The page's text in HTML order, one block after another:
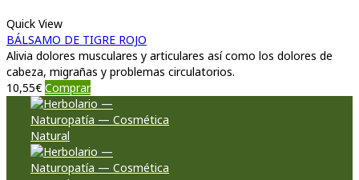
Quick View
BÁLSAMO DE TIGRE ROJO
Alivia dolores musculares y articulares así como los dolores de
cabeza, migrañas y problemas circulatorios.
10,55€ Comprar